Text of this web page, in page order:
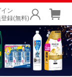
イン
録(無料)